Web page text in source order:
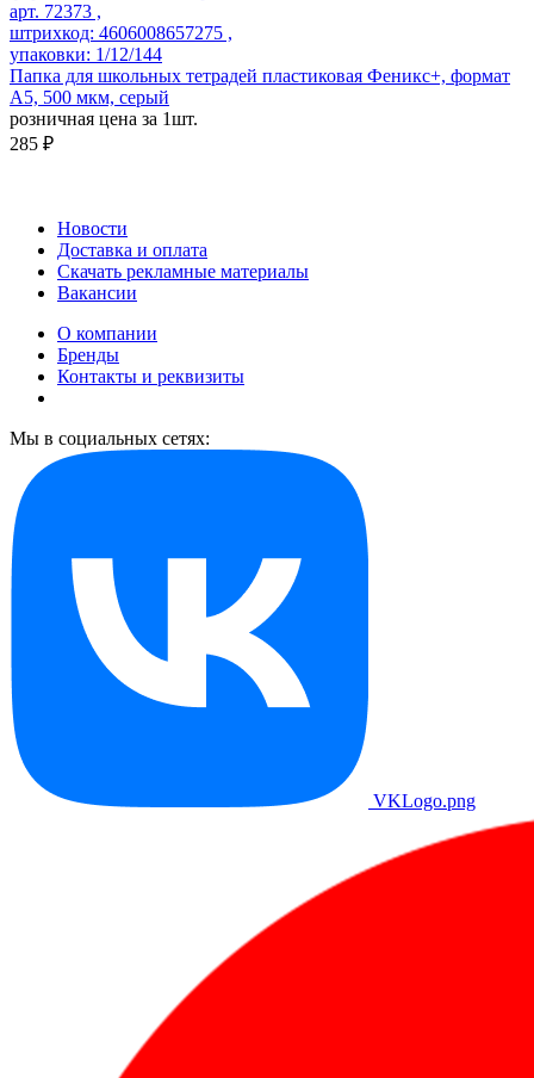
арт. 72373 ,
штрихкод: 4606008657275 ,
упаковки: 1/12/144
Папка для школьных тетрадей пластиковая Феникс+, формат
А5, 500 мкм, серый
розничная цена за 1шт.
285 ₽
Новости
Доставка и оплата
Скачать рекламные материалы
Вакансии
О компании
Бренды
Контакты и реквизиты
Мы в социальных сетях:
VKLogo.png